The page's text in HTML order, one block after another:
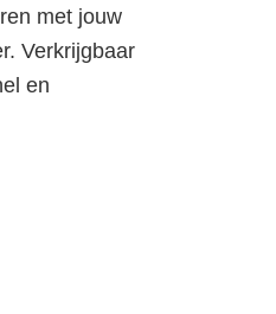
met jouw
Verkrijgbaar
en